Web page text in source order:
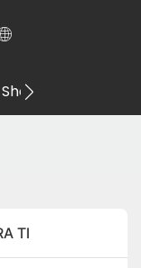
Showroom VR
TI